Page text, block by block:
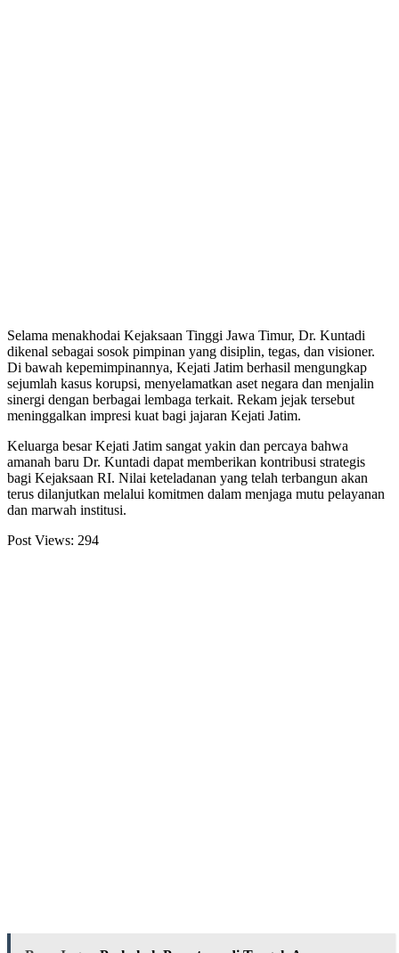
Selama menakhodai Kejaksaan Tinggi Jawa Timur, Dr. Kuntadi
dikenal sebagai sosok pimpinan yang disiplin, tegas, dan visioner.
Di bawah kepemimpinannya, Kejati Jatim berhasil mengungkap
sejumlah kasus korupsi, menyelamatkan aset negara dan menjalin
sinergi dengan berbagai lembaga terkait. Rekam jejak tersebut
meninggalkan impresi kuat bagi jajaran Kejati Jatim.
Keluarga besar Kejati Jatim sangat yakin dan percaya bahwa
amanah baru Dr. Kuntadi dapat memberikan kontribusi strategis
bagi Kejaksaan RI. Nilai keteladanan yang telah terbangun akan
terus dilanjutkan melalui komitmen dalam menjaga mutu pelayanan
dan marwah institusi.
Post Views: 294